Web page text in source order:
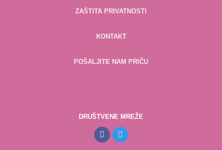
ZAŠTITA PRIVATNOSTI
KONTAKT
POŠALJITE NAM PRIČU
DRUŠTVENE MREŽE